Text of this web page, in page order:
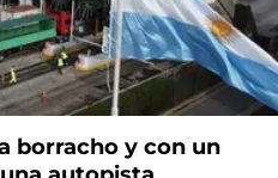
borracho y con un